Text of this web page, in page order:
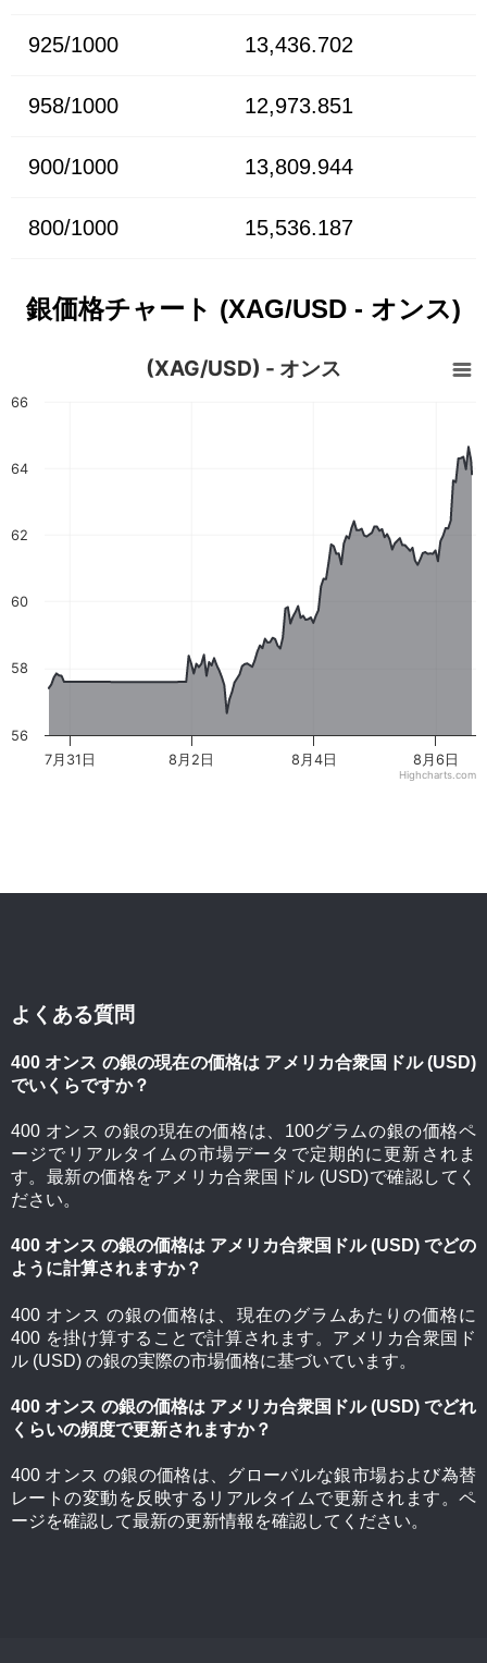
925/1000 13,436.702
958/1000 12,973.851
900/1000 13,809.944
800/1000 15,536.187
銀価格チャート (XAG/USD - オンス)
(XAG/USD) - オンス
7月31日 8月2日 8月4日 8月6日
56
58
60
62
64
66
Highcharts.com
よくある質問
400 オンス の銀の現在の価格は アメリカ合衆国ドル (USD)
でいくらですか？
400 オンス の銀の現在の価格は、100グラムの銀の価格ペ
ージでリアルタイムの市場データで定期的に更新されま
す。最新の価格をアメリカ合衆国ドル (USD)で確認してく
ださい。
400 オンス の銀の価格は アメリカ合衆国ドル (USD) でどの
ように計算されますか？
400 オンス の銀の価格は、現在のグラムあたりの価格に
400 を掛け算することで計算されます。アメリカ合衆国ド
ル (USD) の銀の実際の市場価格に基づいています。
400 オンス の銀の価格は アメリカ合衆国ドル (USD) でどれ
くらいの頻度で更新されますか？
400 オンス の銀の価格は、グローバルな銀市場および為替
レートの変動を反映するリアルタイムで更新されます。ペ
ージを確認して最新の更新情報を確認してください。